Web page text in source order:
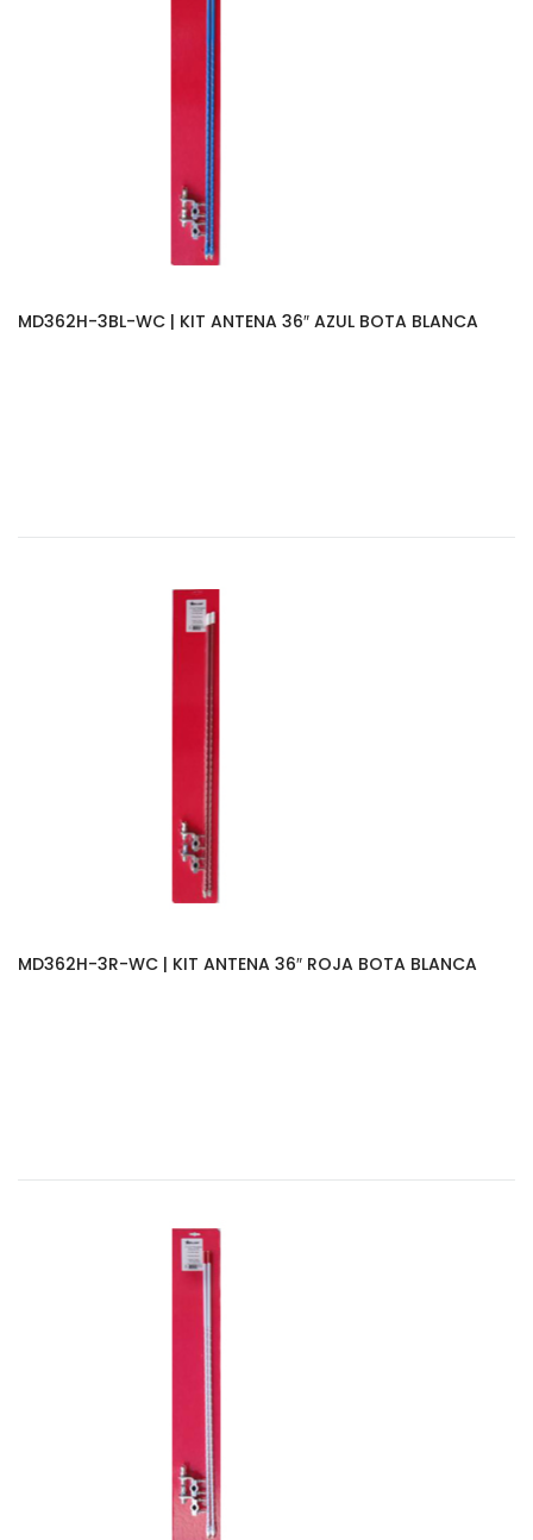
MD362H-3BL-WC | KIT ANTENA 36″ AZUL BOTA BLANCA
MD362H-3R-WC | KIT ANTENA 36″ ROJA BOTA BLANCA